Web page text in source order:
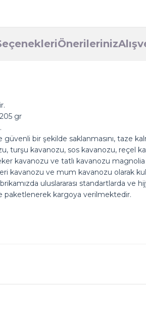
Önerileriniz
gr
güvenli bir şekilde saklanmasını, taze
turşu kavanozu, sos kavanozu, reçel
kavanozu ve tatlı kavanozu magnolia
kavanozu ve mum kavanozu olarak
uluslararası standartlarda
paketlenerek kargoya verilmektedir.